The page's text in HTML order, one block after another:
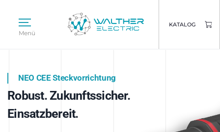
Menü
KATALOG
Intelligente Stromverteilung
NEO CEE Steckvorrichtung
Robust. Zukunftssicher.
Einsatzbereit.
Intelligenz trifft Energie.